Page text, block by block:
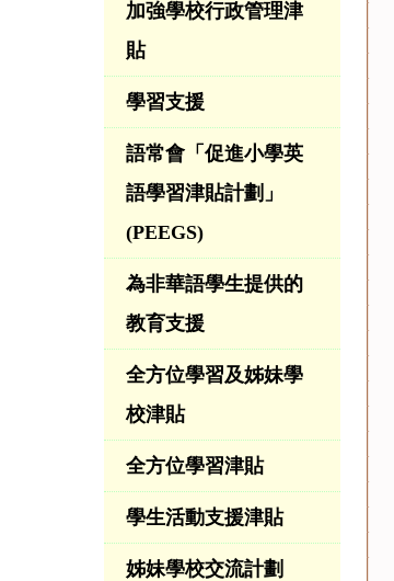
加強學校行政管理津
貼
學習支援
語常會「促進小學英
語學習津貼計劃」
(PEEGS)
為非華語學生提供的
教育支援
全方位學習及姊妹學
校津貼
全方位學習津貼
學生活動支援津貼
姊妹學校交流計劃